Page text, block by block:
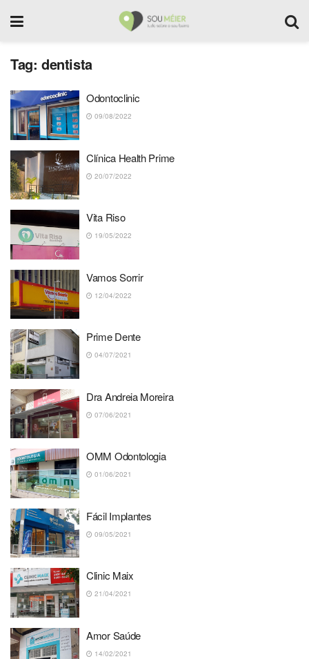
Tag: dentista
Odontoclinic
09/08/2022
Clínica Health Prime
20/07/2022
Vita Riso
19/05/2022
Vamos Sorrir
12/04/2022
Prime Dente
04/07/2021
Dra Andreia Moreira
07/06/2021
OMM Odontologia
01/06/2021
Fácil Implantes
09/05/2021
Clinic Maix
21/04/2021
Amor Saúde
14/02/2021